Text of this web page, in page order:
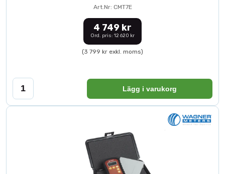
Art.Nr: CMT7E
4 749 kr
Ord. pris: 12 620 kr
(3 799 kr exkl. moms)
Lägg i varukorg